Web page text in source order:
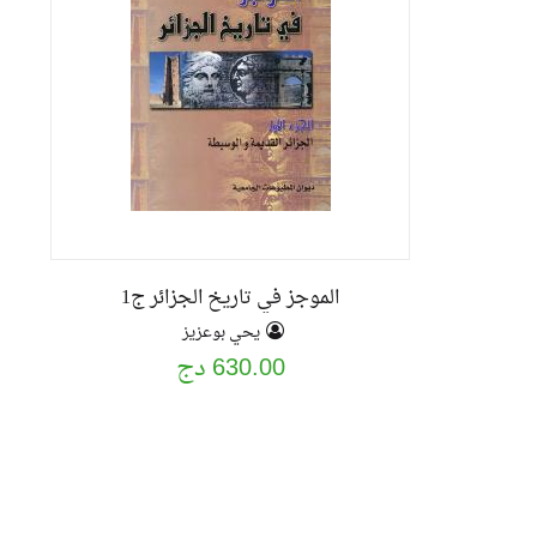
الموجز في تاريخ الجزائر ج1
يحي بوعزيز
630.00 دج